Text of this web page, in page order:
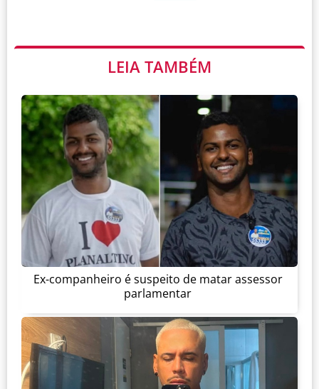
LEIA TAMBÉM
Ex-companheiro é suspeito de matar assessor
parlamentar